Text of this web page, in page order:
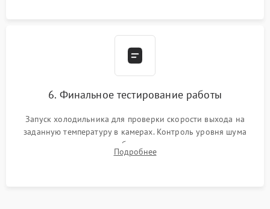
6. Финальное тестирование работы
Запуск холодильника для проверки скорости выхода на
заданную температуру в камерах. Контроль уровня шума
компрессора, отсутствия обмерзания стенок и корректного
срабатывания системы автоматической оттайки.
Подробнее